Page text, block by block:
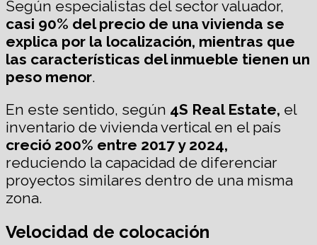
Según especialistas del sector valuador,
casi 90% del precio de una vivienda se
explica por la localización, mientras que
las características del inmueble tienen un
peso menor.
En este sentido, según 4S Real Estate, el
inventario de vivienda vertical en el país
creció 200% entre 2017 y 2024,
reduciendo la capacidad de diferenciar
proyectos similares dentro de una misma
zona.
Velocidad de colocación